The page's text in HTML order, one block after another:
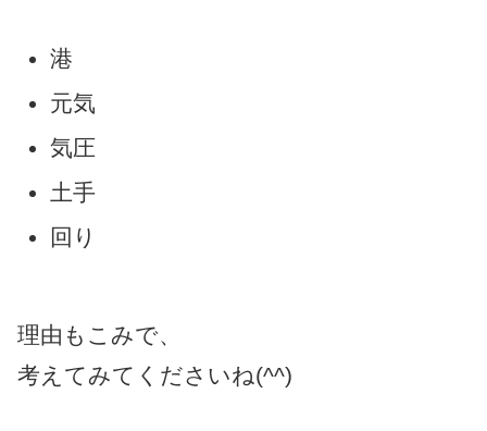
港
元気
気圧
土手
回り
理由もこみで、
考えてみてくださいね(^^)